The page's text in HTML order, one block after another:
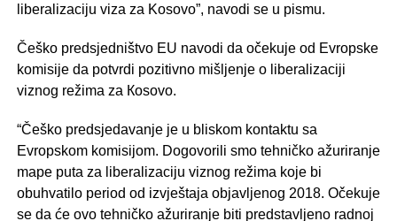
liberalizaciju viza za Kosovo”, navodi se u pismu.
Češko predsjedništvo EU navodi da očekuje od Evropske
komisije da potvrdi pozitivno mišljenje o liberalizaciji
viznog režima za Кosovo.
“Češko predsjedavanje je u bliskom kontaktu sa
Evropskom komisijom. Dogovorili smo tehničko ažuriranje
mape puta za liberalizaciju viznog režima koje bi
obuhvatilo period od izvještaja objavljenog 2018. Očekuje
se da će ovo tehničko ažuriranje biti predstavljeno radnoj